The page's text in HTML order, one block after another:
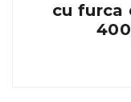
cu furca